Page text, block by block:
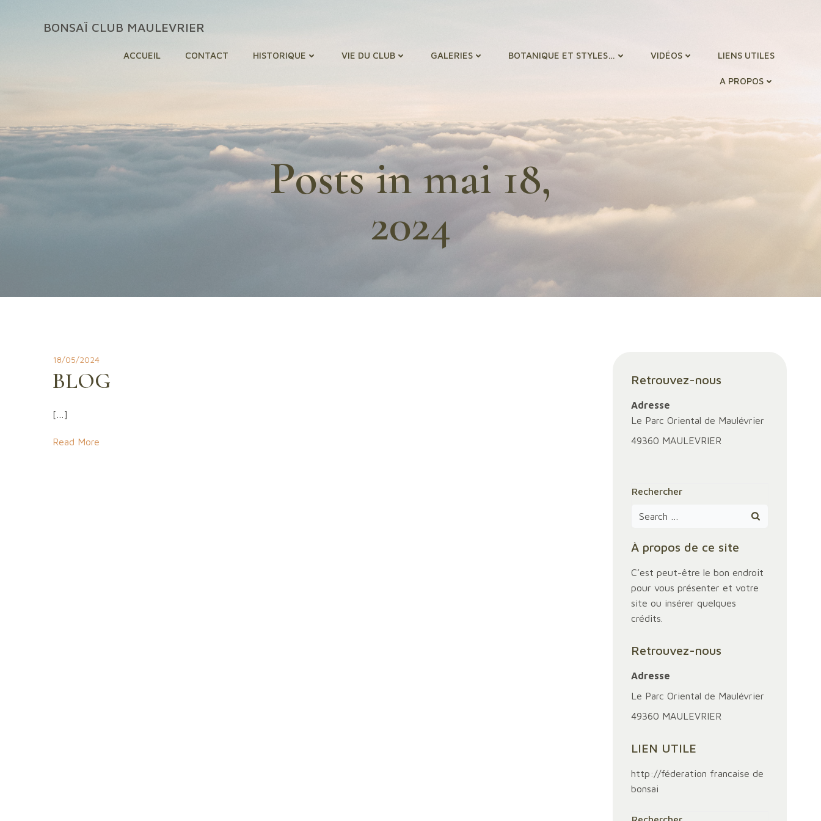
BONSAÏ CLUB MAULEVRIER
ACCUEIL CONTACT HISTORIQUE VIE DU CLUB GALERIES BOTANIQUE ET STYLES… VIDÉOS LIENS UTILES
A PROPOS
Posts in mai 18,
2024
18/05/2024
BLOG
[…]
Read More
Retrouvez-nous
Adresse
Le Parc Oriental de Maulévrier
49360 MAULEVRIER
Rechercher
Search
À propos de ce site
C’est peut-être le bon endroit
pour vous présenter et votre
site ou insérer quelques
crédits.
Retrouvez-nous
Adresse
Le Parc Oriental de Maulévrier
49360 MAULEVRIER
LIEN UTILE
http://féderation francaise de
bonsai